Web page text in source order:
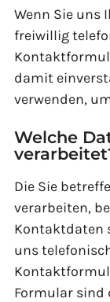
Wenn Sie uns
freiwillig
damit
verwenden,
Welche
Die Sie
verarbeiten,
Kontaktdaten
uns
Formular sind